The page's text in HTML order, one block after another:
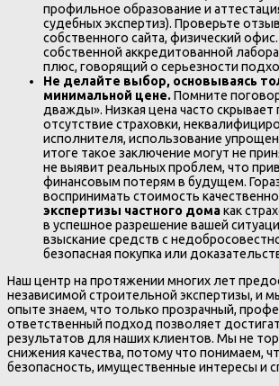
профильное образование и
судебных экспертиз). Проверьте
собственного сайта, физический
собственной аккредитованной
плюс, говорящий о серьезности
Не делайте выбор, основываясь
минимальной цене.Помните
дважды». Низкая цена часто
отсутствие страховки,
исполнителя, использование
итоге такое заключение могут не
не выявит реальных проблем, что
финансовым потерям в будущем.
воспринимать стоимость
экспертизы частного домакак
в успешное разрешение вашей
взыскание средств с
безопасная покупка или
Наш центр на протяжении многих лет
независимой строительной экспертизы, и
опыте знаем, что только прозрачный,
ответственный подход позволяет
результатов для наших клиентов. Мы не
снижения качества, потому что понимаем,
безопасность, имущественные интересы и